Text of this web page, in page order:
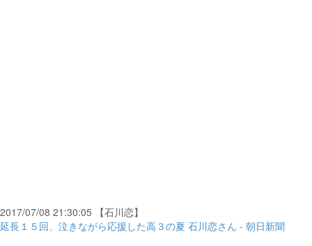
2017/07/08 21:30:05 【石川恋】
延長１５回、泣きながら応援した高３の夏 石川恋さん - 朝日新聞